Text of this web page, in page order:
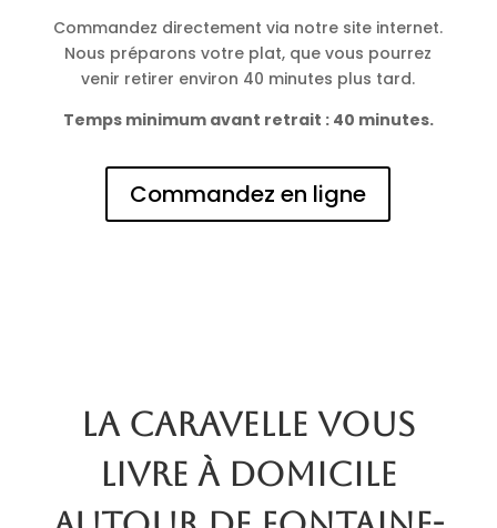
Commandez directement via notre site internet.
Nous préparons votre plat, que vous pourrez
venir retirer environ 40 minutes plus tard.
Temps minimum avant retrait : 40 minutes.
Commandez en ligne
La Caravelle vous
livre à domicile